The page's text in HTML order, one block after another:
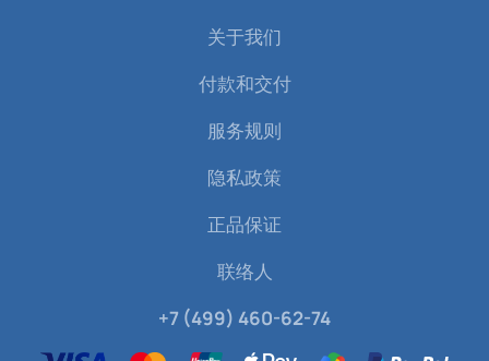
关于我们
付款和交付
服务规则
隐私政策
正品保证
联络人
+7 (499) 460-62-74